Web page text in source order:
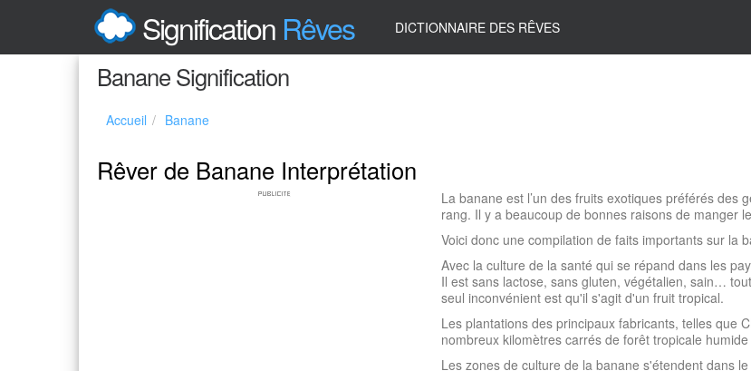
Signification Rêves DICTIONNAIRE DES RÊVES
Banane Signification
Accueil Banane
Rêver de Banane Interprétation
La banane est l’un des fruits exotiques préférés des
rang. Il y a beaucoup de bonnes raisons de manger
Voici donc une compilation de faits importants sur la
Avec la culture de la santé qui se répand dans les
Il est sans lactose, sans gluten, végétalien, sain…
seul inconvénient est qu'il s'agit d'un fruit tropical.
Les plantations des principaux fabricants, telles que
nombreux kilomètres carrés de forêt tropicale
Les zones de culture de la banane s'étendent dans